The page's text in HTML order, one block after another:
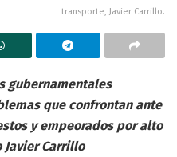
transporte, Javier Carrillo.
gubernamentales
que confrontan ante
y empeorados por alto
Carrillo